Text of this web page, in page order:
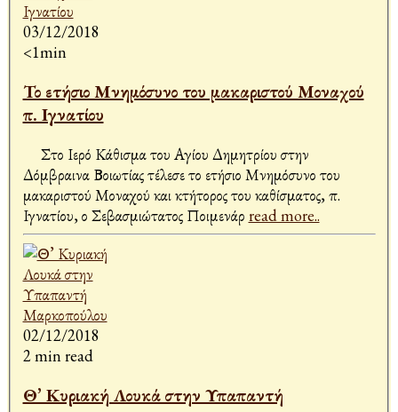
03/12/2018
<1min
Το ετήσιο Μνημόσυνο του μακαριστού Μοναχού
π. Ιγνατίου
Δόμβραινα Βοιωτίας τέλεσε το ετήσιο Μνημόσυνο του
μακαριστού Μοναχού και κτήτορος του καθίσματος, π.
Ιγνατίου, ο Σεβασμιώτατος Ποιμενάρ read more..
02/12/2018
2 min read
Θ’ Κυριακή Λουκά στην Υπαπαντή